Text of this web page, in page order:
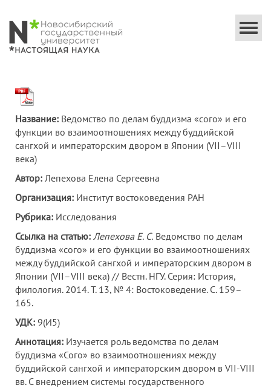
Название: Ведомство по делам буддизма «сого» и его
функции во взаимоотношениях между буддийской
сангхой и императорским двором в Японии (VII–VIII
века)
Автор: Лепехова Елена Сергеевна
Организация: Институт востоковедения РАН
Рубрика: Исследования
Ссылка на статью: Лепехова Е. С. Ведомство по делам
буддизма «сого» и его функции во взаимоотношениях
между буддийской сангхой и императорским двором в
Японии (VII–VIII века) // Вестн. НГУ. Серия: История,
филология. 2014. Т. 13, № 4: Востоковедение. С. 159–
165.
УДК: 9(И5)
Аннотация: Изучается роль ведомства по делам
буддизма «Сого» во взаимоотношениях между
буддийской сангхой и императорским двором в VII-VIII
вв. С внедрением системы государственного